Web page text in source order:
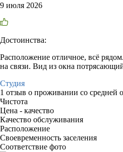
9 июля 2026
Достоинства:
Расположение отличное, всё
на связи. Вид из окна
Студия
1 отзыв о проживании со средней
Чистота
Цена - качество
Качество обслуживания
Расположение
Своевременность заселения
Соответствие фото